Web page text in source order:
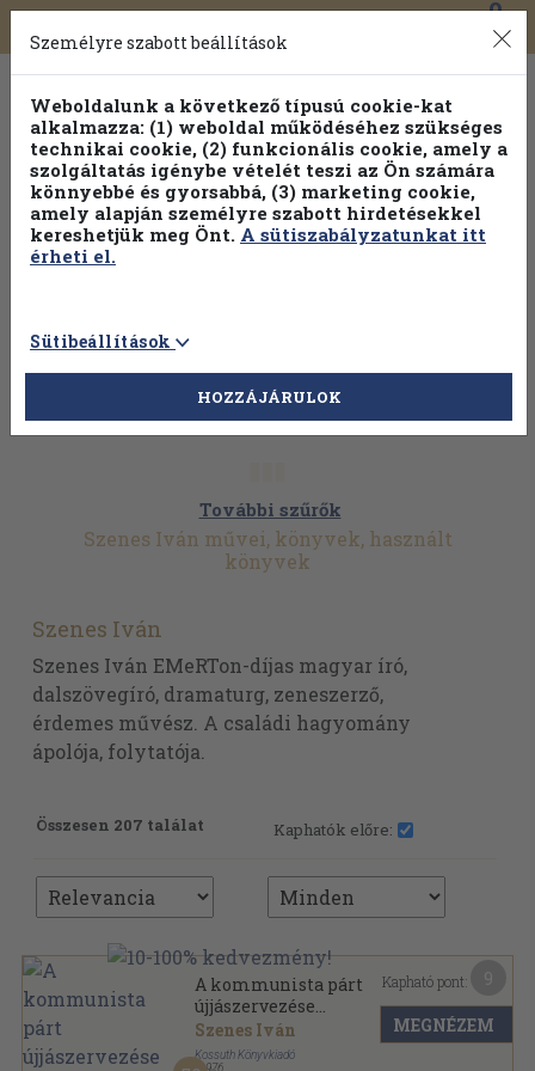
Toggle
navigation
0
Válogasson több mint 1.000.000 kiadványunk közül
100% kedvezménnyel!
További szűrők
Szenes Iván művei, könyvek, használt
könyvek
Szenes Iván
Szenes Iván EMeRTon-díjas magyar író,
dalszövegíró, dramaturg, zeneszerző,
érdemes művész. A családi hagyomány
ápolója, folytatója.
Összesen 207 találat Kaphatók előre:
A kommunista párt
újjászervezése
Magyarországon 1956-1957
Szenes Iván
Kossuth Könyvkiadó
, 1976
Kapható pont:
MEGNÉZEM
Személyre szabott beállítások
Weboldalunk a következő típusú cookie-kat
alkalmazza: (1) weboldal működéséhez szükséges
technikai cookie, (2) funkcionális cookie, amely a
szolgáltatás igénybe vételét teszi az Ön számára
könnyebbé és gyorsabbá, (3) marketing cookie,
amely alapján személyre szabott hirdetésekkel
kereshetjük meg Önt. A sütiszabályzatunkat itt
érheti el.
Sütibeállítások
HOZZÁJÁRULOK